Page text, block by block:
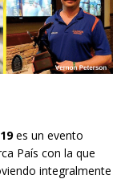
es un evento
País con la que
integralmente